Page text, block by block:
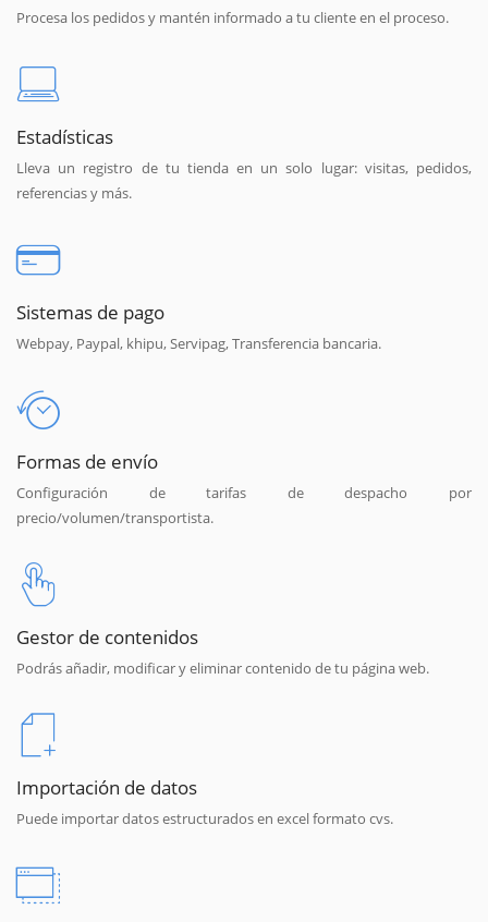
Procesa los pedidos y mantén informado a tu cliente en el proceso.
Estadísticas
Lleva un registro de tu tienda en un solo lugar: visitas, pedidos,
referencias y más.
Sistemas de pago
Webpay, Paypal, khipu, Servipag, Transferencia bancaria.
Formas de envío
Configuración de tarifas de despacho por
precio/volumen/transportista.
Gestor de contenidos
Podrás añadir, modificar y eliminar contenido de tu página web.
Importación de datos
Puede importar datos estructurados en excel formato cvs.